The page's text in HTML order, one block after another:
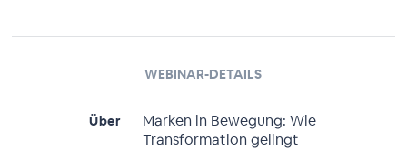
WEBINAR-DETAILS
Über
Marken in Bewegung: Wie
Transformation gelingt